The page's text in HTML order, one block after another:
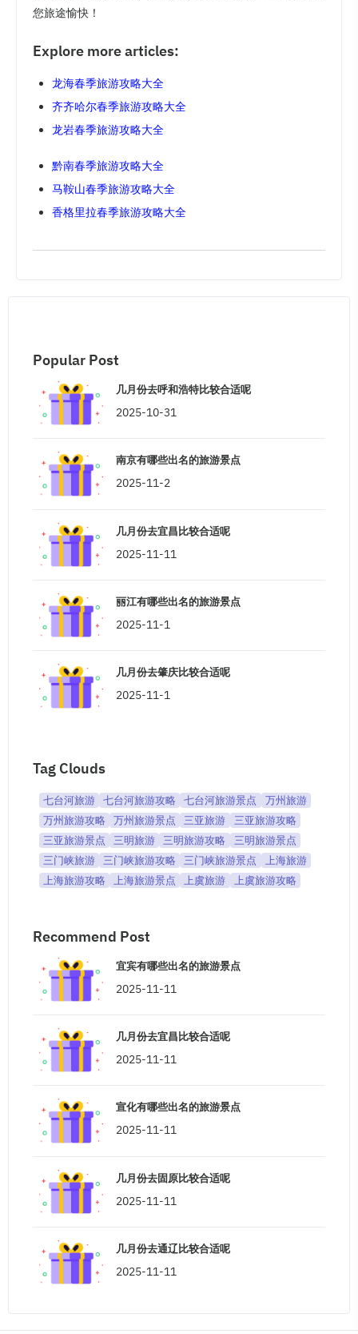
您旅途愉快！
Explore more articles:
龙海春季旅游攻略大全
齐齐哈尔春季旅游攻略大全
龙岩春季旅游攻略大全
黔南春季旅游攻略大全
马鞍山春季旅游攻略大全
香格里拉春季旅游攻略大全
Popular Post
几月份去呼和浩特比较合适呢
2025-10-31
南京有哪些出名的旅游景点
2025-11-2
几月份去宜昌比较合适呢
2025-11-11
丽江有哪些出名的旅游景点
2025-11-1
几月份去肇庆比较合适呢
2025-11-1
Tag Clouds
七台河旅游 七台河旅游攻略 七台河旅游景点
万州旅游
万州旅游攻略
万州旅游景点 三亚旅游
三亚旅游攻略
三亚旅游景点
三明旅游 三明旅游攻略
三明旅游景点
三门峡旅游
三门峡旅游攻略 三门峡旅游景点
上海旅游
上海旅游攻略
上海旅游景点 上虞旅游 上虞旅游攻略
Recommend Post
宜宾有哪些出名的旅游景点
2025-11-11
几月份去宜昌比较合适呢
2025-11-11
宣化有哪些出名的旅游景点
2025-11-11
几月份去固原比较合适呢
2025-11-11
几月份去通辽比较合适呢
2025-11-11